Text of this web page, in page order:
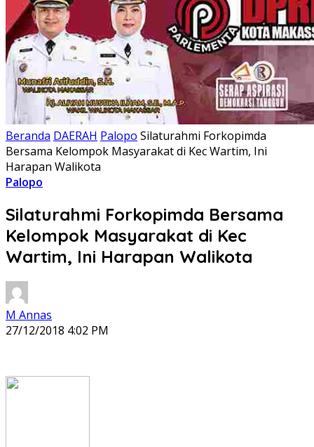
Beranda DAERAH Palopo Silaturahmi Forkopimda
Bersama Kelompok Masyarakat di Kec Wartim, Ini
Harapan Walikota
Palopo
Silaturahmi Forkopimda Bersama
Kelompok Masyarakat di Kec
Wartim, Ini Harapan Walikota
M Annas
27/12/2018 4:02 PM